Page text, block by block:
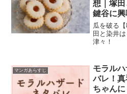
想｜塚
鍵谷に興
瓜を破る
田と染井
津々！
マンガあらすじ
モラル
バレ！
ちゃん